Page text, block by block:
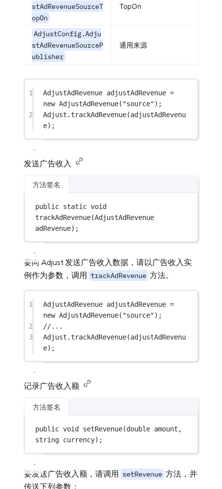
stAdRevenueSourceT
opOn
TopOn
AdjustConfig.Adju
stAdRevenueSourceP
ublisher
通用来源
1 AdjustAdRevenue adjustAdRevenue =
new AdjustAdRevenue( "source");
2
Adjust.trackAdRevenue(adjustAdRevenu
e);
发送广告收入
方法签名
public static void
trackAdRevenue(AdjustAdRevenue
adRevenue);
要向 Adjust 发送广告收入数据，请以广告收入实
例作为参数，调用 trackAdRevenue 方法。
1 AdjustAdRevenue adjustAdRevenue =
new AdjustAdRevenue( "source");
2
//...
3
Adjust.trackAdRevenue(adjustAdRevenu
e);
记录广告收入额
方法签名
public void setRevenue(double amount
string currency);
要发送广告收入额，请调用 setRevenue 方法，并
传送下列参数：